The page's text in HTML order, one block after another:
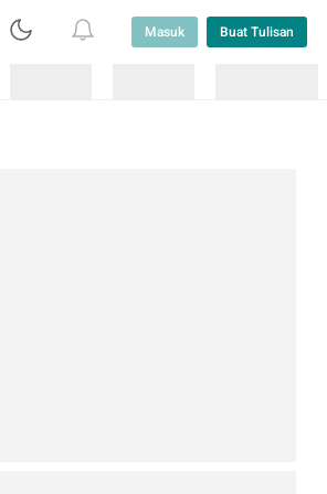
Masuk Buat Tulisan